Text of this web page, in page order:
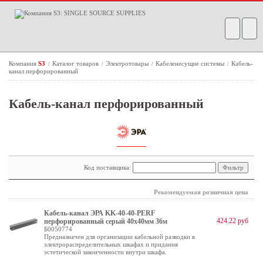
Компания S3 / Каталог товаров / Электротовары / Кабеленесущие системы / Кабель-
канал перфорированный
Кабель-канал перфорированный
Код поставщика:
Рекомендуемая розничная цена
Кабель-канал ЭРА KK-40-40-PERF
перфорированный серый 40х40мм 36м
Б0050774
Предназначен для организации кабельной разводки в
электрораспределительных шкафах и придания
эстетической законченности внутри шкафа.
424.22 руб